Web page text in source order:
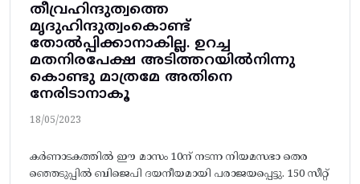
തീവ്രഹിന്ദുത്വത്തെ
മൃദുഹിന്ദുത്വംകൊണ്ട്‌
തോൽപ്പിക്കാനാകില്ല. ഉറച്ച
മതനിരപേക്ഷ അടിത്തറയിൽനിന്നു
കൊണ്ടു മാത്രമേ അതിനെ
നേരിടാനാകൂ
18/05/2023
കർണാടകത്തിൽ ഈ മാസം 10ന്‌ നടന്ന നിയമസഭാ തെര
ഞ്ഞെടുപ്പിൽ ബിജെപി ദയനീയമായി പരാജയപ്പെട്ടു. 150 സീറ്റ്‌